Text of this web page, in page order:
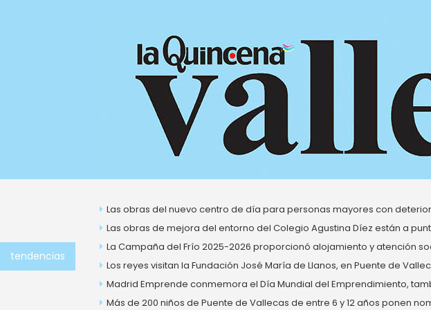
tendencias
Las obras del nuevo centro de día para personas mayores con
Las obras de mejora del entorno del Colegio Agustina Díez están a
La Campaña del Frío 2025-2026 proporcionó alojamiento y atención
Los reyes visitan la Fundación José María de Llanos, en Puente de
Madrid Emprende conmemora el Día Mundial del Emprendimiento,
Más de 200 niños de Puente de Vallecas de entre 6 y 12 años ponen